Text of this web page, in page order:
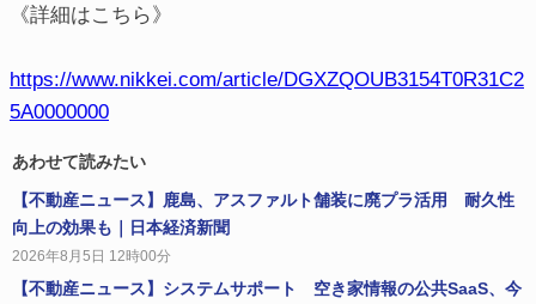
《詳細はこちら》
https://www.nikkei.com/article/DGXZQOUB3154T0R31C2
5A0000000
あわせて読みたい
【不動産ニュース】鹿島、アスファルト舗装に廃プラ活用 耐久性
向上の効果も｜日本経済新聞
2026年8月5日 12時00分
【不動産ニュース】システムサポート 空き家情報の公共SaaS、今